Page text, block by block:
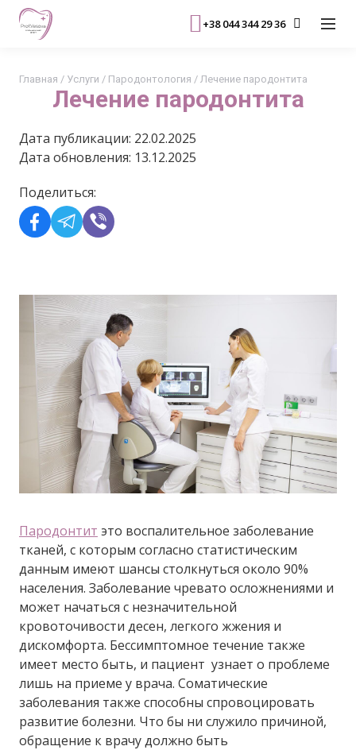
+38 044 344 29 36
Лечение пародонтита
Главная / Услуги / Пародонтология / Лечение пародонтита
Дата публикации: 22.02.2025
Дата обновления: 13.12.2025
Поделиться:
Пародонтит это воспалительное заболевание
тканей, с которым согласно статистическим
данным имеют шансы столкнуться около 90%
населения. Заболевание чревато осложнениями и
может начаться с незначительной
кровоточивости десен, легкого жжения и
дискомфорта. Бессимптомное течение также
имеет место быть, и пациент узнает о проблеме
лишь на приеме у врача. Соматические
заболевания также способны спровоцировать
развитие болезни. Что бы ни служило причиной,
обращение к врачу должно быть